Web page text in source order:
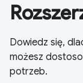
Dowiedz się,
możesz
potrzeb.